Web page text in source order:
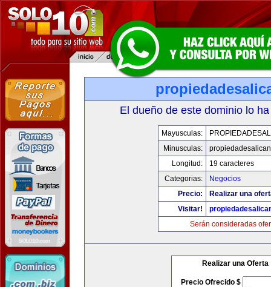
El dueño de este dominio lo
Mayusculas:
Minusculas:
Longitud:
19 caracteres
Categorias:
Negocios
Precio:
Realizar una
Visitar!
Serán consideradas
Realizar una Oferta
Precio Ofrecido $